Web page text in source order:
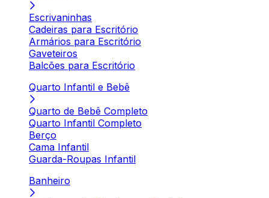
Escrivaninhas
Cadeiras para Escritório
Armários para Escritório
Gaveteiros
Balcões para Escritório
Quarto Infantil e Bebê
Quarto de Bebê Completo
Quarto Infantil Completo
Berço
Cama Infantil
Guarda-Roupas Infantil
Banheiro